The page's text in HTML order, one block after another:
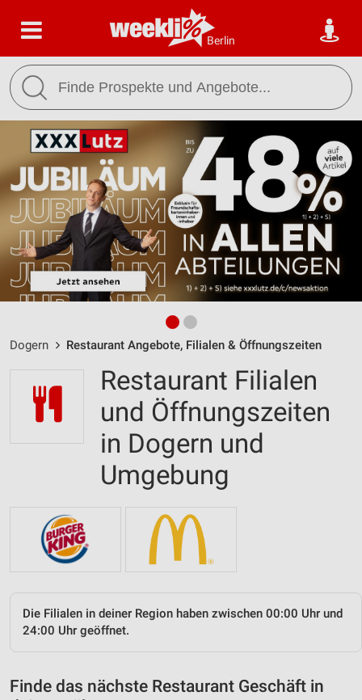
Berlin
Dogern Restaurant Angebote, Filialen & Öffnungszeiten
Restaurant Filialen
und Öffnungszeiten
in Dogern und
Umgebung
Die Filialen in deiner Region haben zwischen 00:00 Uhr und
24:00 Uhr geöffnet.
Finde das nächste Restaurant Geschäft in